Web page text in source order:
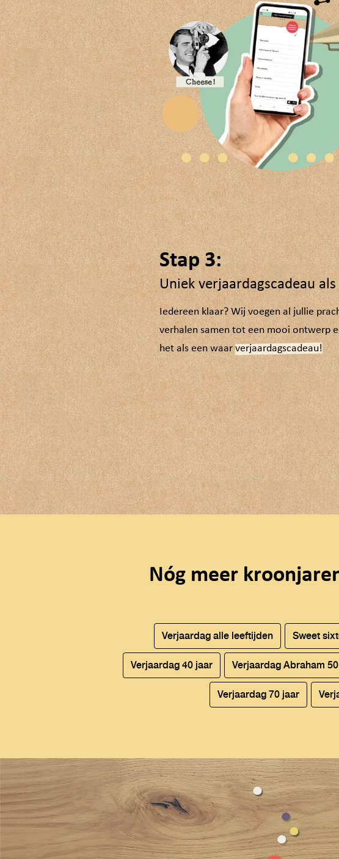
Stap 3:
Uniek verjaardagscadeau
Iedereen klaar? Wij voegen al jullie
verhalen samen tot een mooi ontwerp
het als een waar verjaardagscadeau!
Nóg meer
Verjaardag alle leeftijden Sweet
Verjaardag 40 jaar Verjaardag Abraham
Verjaardag 70 jaar